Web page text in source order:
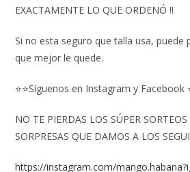
EXACTAMENTE LO QUE ORDENÓ ‼️
Si no esta seguro que talla usa, puede
que mejor le quede.
⭐⭐Síguenos en Instagram y Facebook
NO TE PIERDAS LOS SÚPER
SORPRESAS QUE DAMOS A LOS
https://instagram.com/